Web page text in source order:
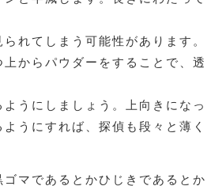
れてしまう可能性があります。
からパウダーをすることで、透
うにしましょう。上向きになっ
うにすれば、探偵も段々と薄く
マであるとかひじきであるとか